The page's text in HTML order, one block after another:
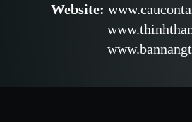
Website: